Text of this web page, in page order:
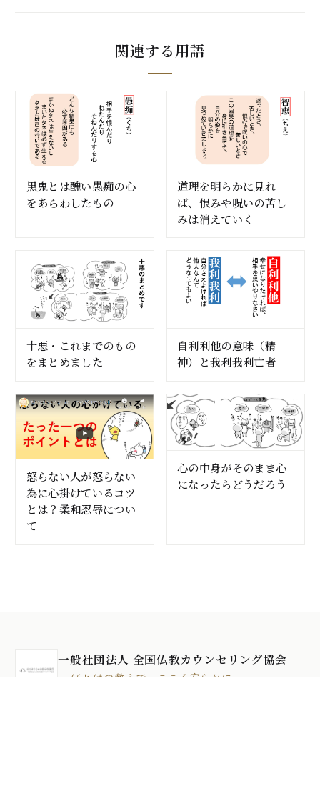
関連する用語
黒鬼とは醜い愚痴の心
をあらわしたもの
道理を明らかに見れ
ば、恨みや呪いの苦し
みは消えていく
十悪・これまでのもの
をまとめました
自利利他の意味（精
神）と我利我利亡者
怒らない人が怒らない
為に心掛けているコツ
とは？柔和忍辱につい
て
心の中身がそのまま心
になったらどうだろう
一般社団法人 全国仏教カウンセリング協会
— ほとけの教えで、こころ安らかに —